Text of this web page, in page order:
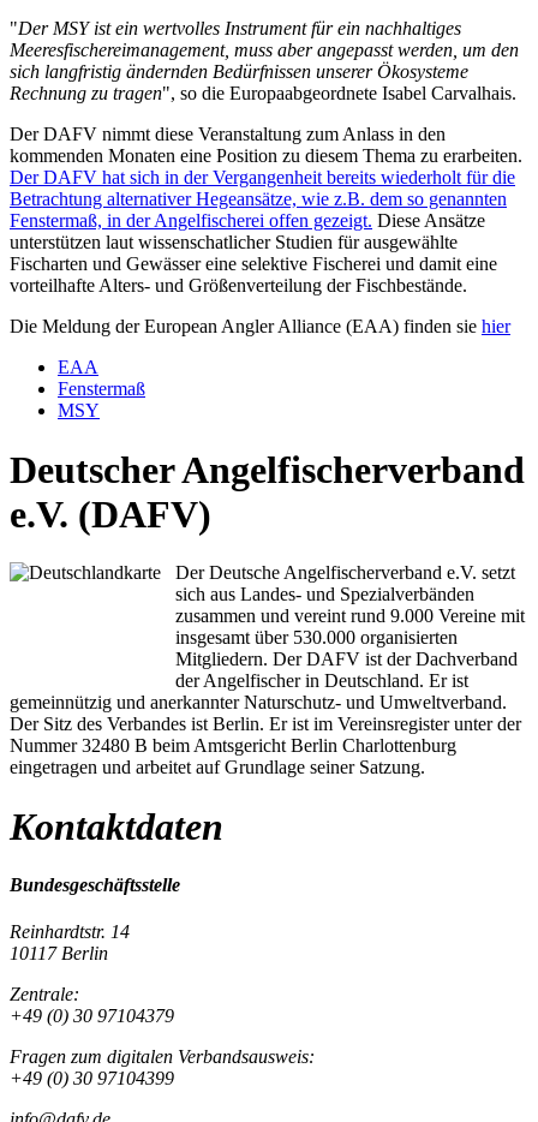
"Der MSY ist ein wertvolles Instrument für ein nachhaltiges
Meeresfischereimanagement, muss aber angepasst werden, um den
sich langfristig ändernden Bedürfnissen unserer Ökosysteme
Rechnung zu tragen", so die Europaabgeordnete Isabel Carvalhais.
Der DAFV nimmt diese Veranstaltung zum Anlass in den
kommenden Monaten eine Position zu diesem Thema zu erarbeiten.
Der DAFV hat sich in der Vergangenheit bereits wiederholt für die
Betrachtung alternativer Hegeansätze, wie z.B. dem so genannten
Fenstermaß, in der Angelfischerei offen gezeigt. Diese Ansätze
unterstützen laut wissenschatlicher Studien für ausgewählte
Fischarten und Gewässer eine selektive Fischerei und damit eine
vorteilhafte Alters- und Größenverteilung der Fischbestände.
Die Meldung der European Angler Alliance (EAA) finden sie hier
EAA
Fenstermaß
MSY
Deutscher Angelfischerverband
e.V. (DAFV)
Der Deutsche Angelfischerverband e.V. setzt
sich aus Landes- und Spezialverbänden
zusammen und vereint rund 9.000 Vereine mit
insgesamt über 530.000 organisierten
Mitgliedern. Der DAFV ist der Dachverband
der Angelfischer in Deutschland. Er ist
gemeinnützig und anerkannter Naturschutz- und Umweltverband.
Der Sitz des Verbandes ist Berlin. Er ist im Vereinsregister unter der
Nummer 32480 B beim Amtsgericht Berlin Charlottenburg
eingetragen und arbeitet auf Grundlage seiner Satzung.
Kontaktdaten
Bundesgeschäftsstelle
Reinhardtstr. 14
10117 Berlin
Zentrale:
+49 (0) 30 97104379
Fragen zum digitalen Verbandsausweis:
+49 (0) 30 97104399